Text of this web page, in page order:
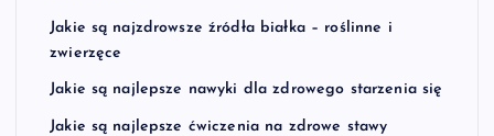
Jakie są najzdrowsze źródła białka – roślinne i
zwierzęce
Jakie są najlepsze nawyki dla zdrowego starzenia się
Jakie są najlepsze ćwiczenia na zdrowe stawy